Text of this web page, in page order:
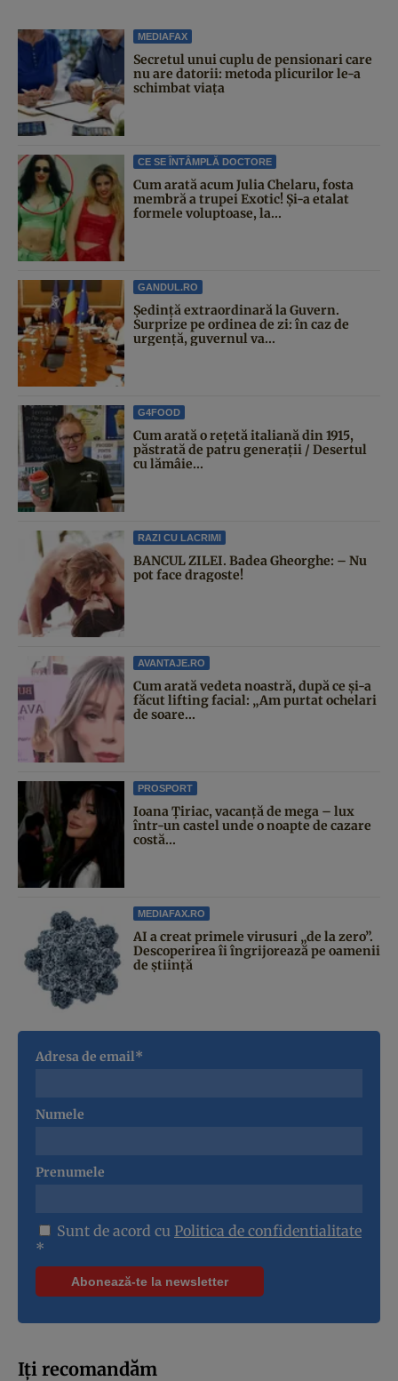
MEDIAFAX
Secretul unui cuplu de pensionari care
nu are datorii: metoda plicurilor le-a
schimbat viața
CE SE ÎNTÂMPLĂ DOCTORE
Cum arată acum Julia Chelaru, fosta
membră a trupei Exotic! Și-a etalat
formele voluptoase, la...
GANDUL.RO
Şedinţă extraordinară la Guvern.
Surprize pe ordinea de zi: în caz de
urgență, guvernul va...
G4FOOD
Cum arată o rețetă italiană din 1915,
păstrată de patru generații / Desertul
cu lămâie...
RAZI CU LACRIMI
BANCUL ZILEI. Badea Gheorghe: – Nu
pot face dragoste!
AVANTAJE.RO
Cum arată vedeta noastră, după ce și-a
făcut lifting facial: „Am purtat ochelari
de soare...
PROSPORT
Ioana Țiriac, vacanță de mega – lux
într-un castel unde o noapte de cazare
costă...
MEDIAFAX.RO
AI a creat primele virusuri „de la zero”.
Descoperirea îi îngrijorează pe oamenii
de știință
Adresa de email*
Numele
Prenumele
Sunt de acord cu Politica de confidentialitate
*
Iți recomandăm